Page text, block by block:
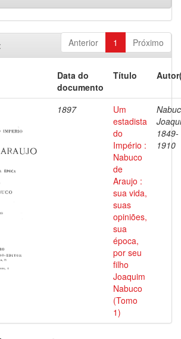
Anterior 1 Próximo
Data do
documento
Título
1897
Um
estadista
do
Império :
Nabuco
de
Araujo :
sua vida,
suas
opiniões,
sua
época,
por seu
filho
Joaquim
Nabuco
(Tomo
1)
1849-
1910